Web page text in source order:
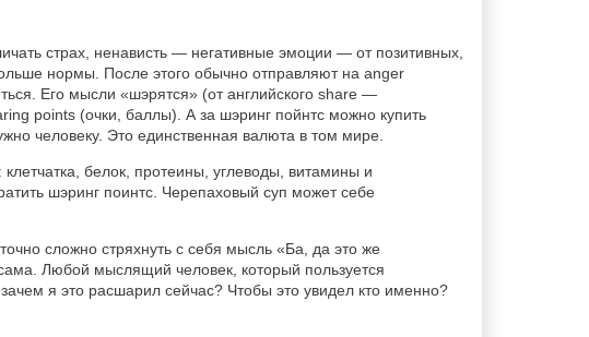
страх, ненависть — негативные эмоции — от позитивных,
нормы. После этого обычно отправляют на anger
Его мысли «шэрятся» (от английского share —
points (очки, баллы). А за шэринг пойнтс можно купить
человеку. Это единственная валюта в том мире.
белок, протеины, углеводы, витамины и
шэринг поинтс. Черепаховый суп может себе
сложно стряхнуть с себя мысль «Ба, да это же
Любой мыслящий человек, который пользуется
я это расшарил сейчас? Чтобы это увидел кто именно?